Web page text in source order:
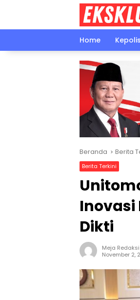
Home
Beranda Berita
Berita Terkini
Inovasi
Dikti
Meja Redaksi
November 2,